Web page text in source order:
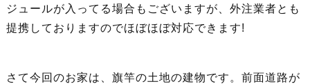
ジュールが入ってる場合もございますが、外注業者とも
提携しておりますのでほぼほぼ対応できます!
さて今回のお家は、旗竿の土地の建物です。前面道路が